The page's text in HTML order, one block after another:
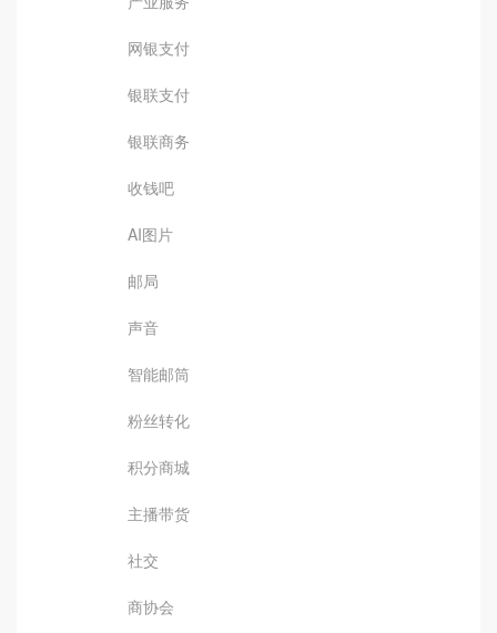
网银支付
银联支付
银联商务
收钱吧
AI图片
邮局
声音
智能邮筒
粉丝转化
积分商城
主播带货
社交
商协会